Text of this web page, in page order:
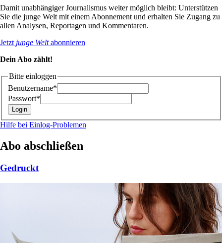
Damit unabhängiger Journalismus weiter möglich bleibt: Unterstützen
Sie die junge Welt mit einem Abonnement und erhalten Sie Zugang zu
allen Analysen, Reportagen und Kommentaren.
Jetzt junge Weltabonnieren
Dein Abo zählt!
Bitte einloggen
Benutzername*
Passwort*
Hilfe bei Einlog-Problemen
Abo abschließen
Gedruckt